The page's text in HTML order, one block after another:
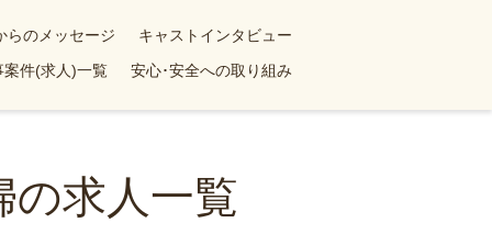
らのメッセージ
キャストインタビュー
案件(求人)一覧
安心･安全への取り組み
の求人一覧